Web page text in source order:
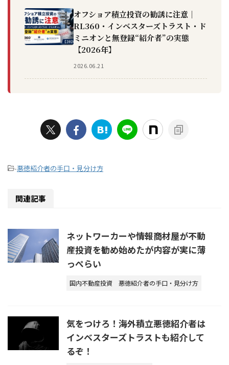
オフショア積立投資の勧誘に注意｜
RL360・インベスターズトラスト・ド
ミニオンと無登録“紹介者”の実態
【2026年】
2026.06.21
-悪徳紹介者の手口・見分け方
関連記事
ネットワーカーや情報商材屋が不動
産投資を勧め始めたが内容が実に薄
っぺらい
国内不動産投資 悪徳紹介者の手口・見分け方
気をつけろ！海外積立悪徳紹介者は
インベスターズトラストも紹介して
るぞ！